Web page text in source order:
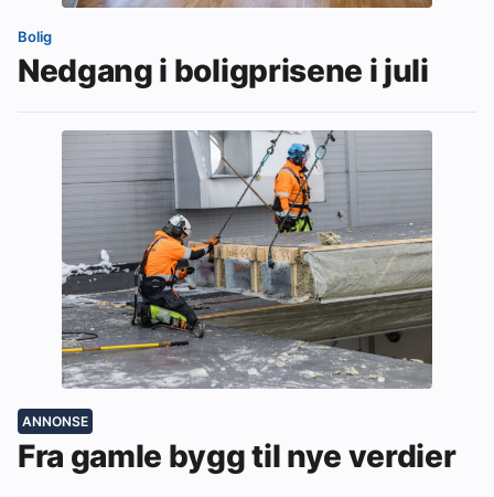
Bolig
Nedgang i boligprisene i juli
ANNONSE
Fra gamle bygg til nye verdier